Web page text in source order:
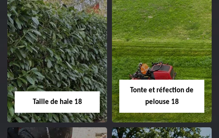
Elagage d'arbre 18
Entreprise élagage
d'arbre 18 Cher tel:
02.52.56.49.40
Abattage d'arbres
18
Entreprise abattage
Taille de haie 18
Tonte et réfection de
pelouse 18